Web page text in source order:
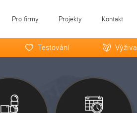
Pro firmy Projekty Kontakt
Testování Výživa